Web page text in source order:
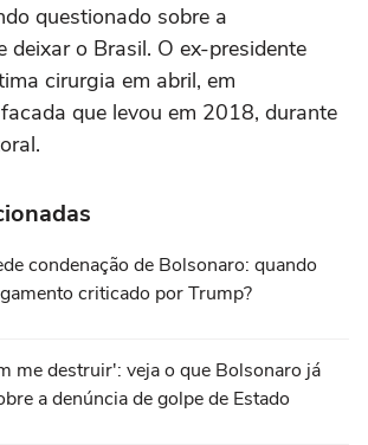
questionado sobre a
deixar o Brasil. O ex-presidente
cirurgia em abril, em
que levou em 2018, durante
condenação de Bolsonaro: quando
criticado por Trump?
me destruir': veja o que Bolsonaro já
a denúncia de golpe de Estado